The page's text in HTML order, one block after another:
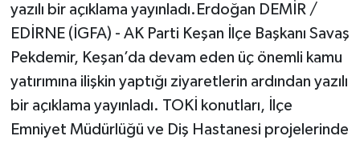
yazılı bir açıklama yayınladı.Erdoğan DEMİR /
EDİRNE (İGFA) - AK Parti Keşan İlçe Başkanı Savaş
Pekdemir, Keşan’da devam eden üç önemli kamu
yatırımına ilişkin yaptığı ziyaretlerin ardından yazılı
bir açıklama yayınladı. TOKİ konutları, İlçe
Emniyet Müdürlüğü ve Diş Hastanesi projelerinde